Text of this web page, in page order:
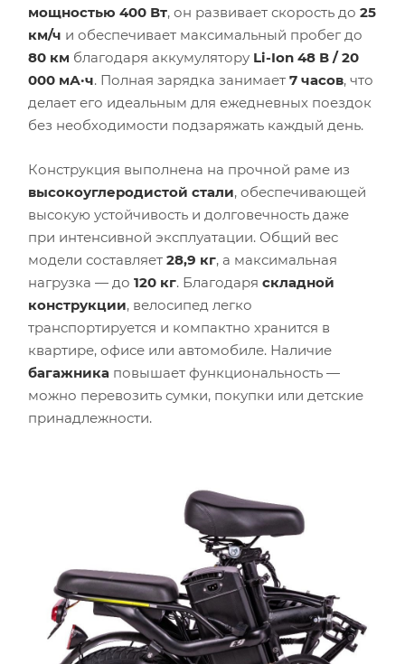
мощностью 400 Вт, он развивает скорость до 25
км/ч и обеспечивает максимальный пробег до
80 км благодаря аккумулятору Li-Ion 48 В / 20
000 мА·ч. Полная зарядка занимает 7 часов, что
делает его идеальным для ежедневных поездок
без необходимости подзаряжать каждый день.
Конструкция выполнена на прочной раме из
высокоуглеродистой стали, обеспечивающей
высокую устойчивость и долговечность даже
при интенсивной эксплуатации. Общий вес
модели составляет 28,9 кг, а максимальная
нагрузка — до 120 кг. Благодаря складной
конструкции, велосипед легко
транспортируется и компактно хранится в
квартире, офисе или автомобиле. Наличие
багажника повышает функциональность —
можно перевозить сумки, покупки или детские
принадлежности.